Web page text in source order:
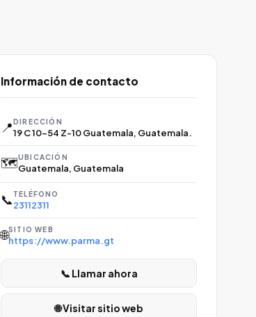
Información de contacto
📍DIRECCIÓN
19 C 10-54 Z-10 Guatemala, Guatemala.
🗺️UBICACIÓN
Guatemala, Guatemala
📞 TELÉFONO
23112311
🌐SITIO WEB
https://www.parma.gt
📞 Llamar ahora
🌐 Visitar sitio web